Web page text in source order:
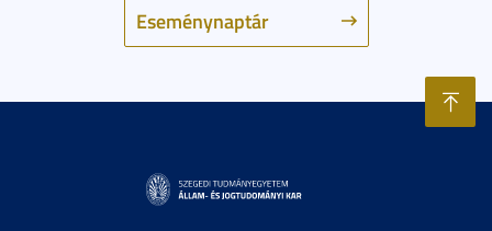
Eseménynaptár